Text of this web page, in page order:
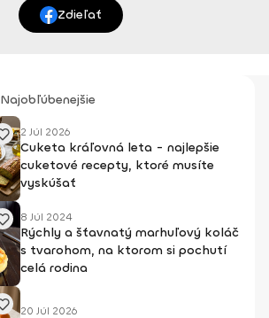
Zdieľať
Najobľúbenejšie
2 Júl 2026
Cuketa kráľovná leta - najlepšie
cuketové recepty, ktoré musíte
vyskúšať
8 Júl 2024
Rýchly a šťavnatý marhuľový koláč
s tvarohom, na ktorom si pochutí
celá rodina
20 Júl 2026